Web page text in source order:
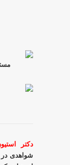
دکتر
شواهدی در